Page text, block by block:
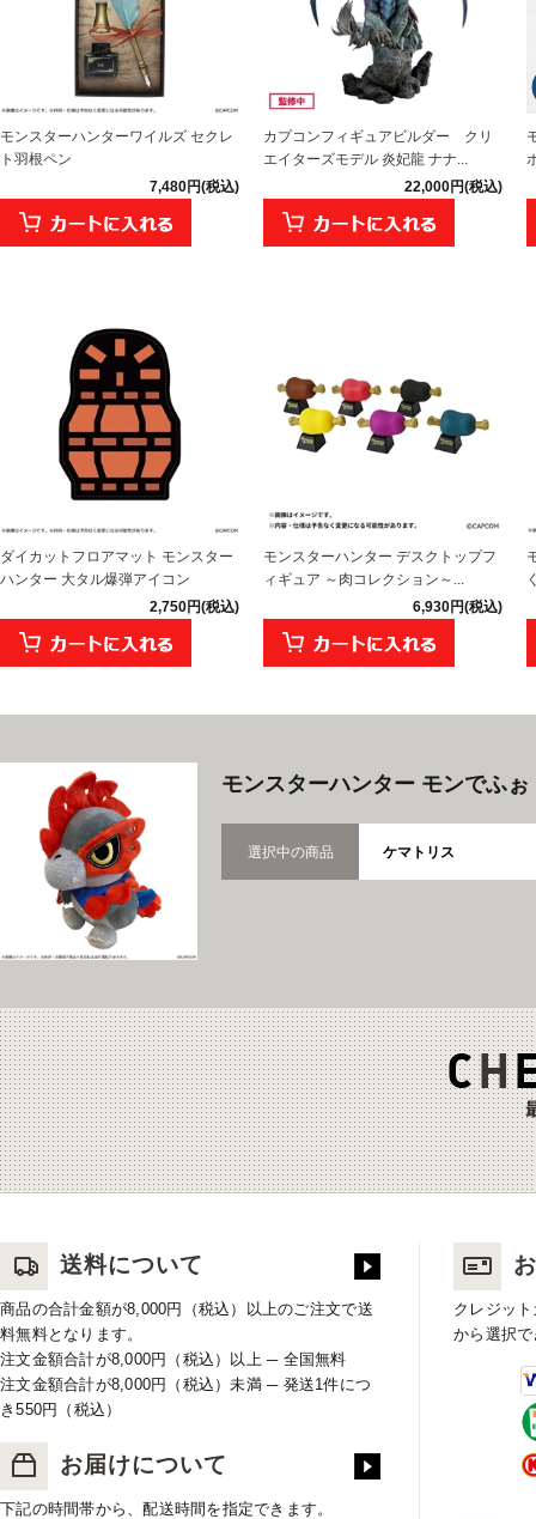
モンスターハンターワイルズ セクレ
ト羽根ペン
7,480円(税込)
カプコンフィギュアビルダー クリ
エイターズモデル 炎妃龍 ナナ...
22,000円(税込)
ダイカットフロアマット モンスター
ハンター 大タル爆弾アイコン
2,750円(税込)
モンスターハンター デスクトップフ
ィギュア ～肉コレクション～...
6,930円(税込)
モンスターハンター モンでふ
選択中の商品 ケマトリス
送料について
商品の合計金額が8,000円（税込）以上のご注文で送
料無料となります。
注文金額合計が8,000円（税込）以上 ─ 全国無料
注文金額合計が8,000円（税込）未満 ─ 発送1件につ
き550円（税込）
お届けについて
下記の時間帯から、配送時間を指定できます。
クレジッ
から選択